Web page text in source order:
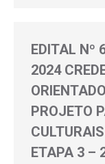
EDITAL Nº
2024
PROJETO
ETAPA 3 –